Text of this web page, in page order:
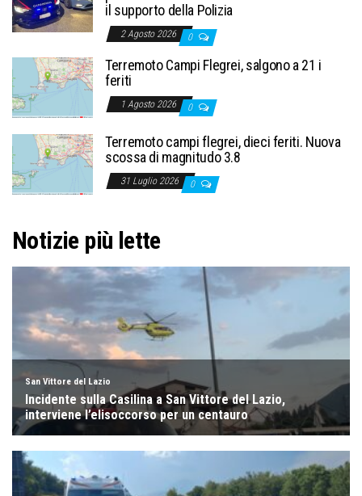
il supporto della Polizia
2 Agosto 2026 0
Terremoto Campi Flegrei, salgono a 21 i
feriti
1 Agosto 2026 0
Terremoto campi flegrei, dieci feriti. Nuova
scossa di magnitudo 3.8
31 Luglio 2026 0
Notizie più lette